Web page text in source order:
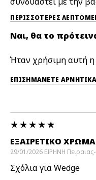
ΠΕΡΙΣΣΌΤΕΡΕΣ
Ναι, θα το
Ήταν χρήσιμη αυτή
ΕΞΑΙΡΕΤΙΚΌ ΧΡΏΜΑ
29/01/2026 ΕΙΡΗΝΗ
Σχόλια για Wedge